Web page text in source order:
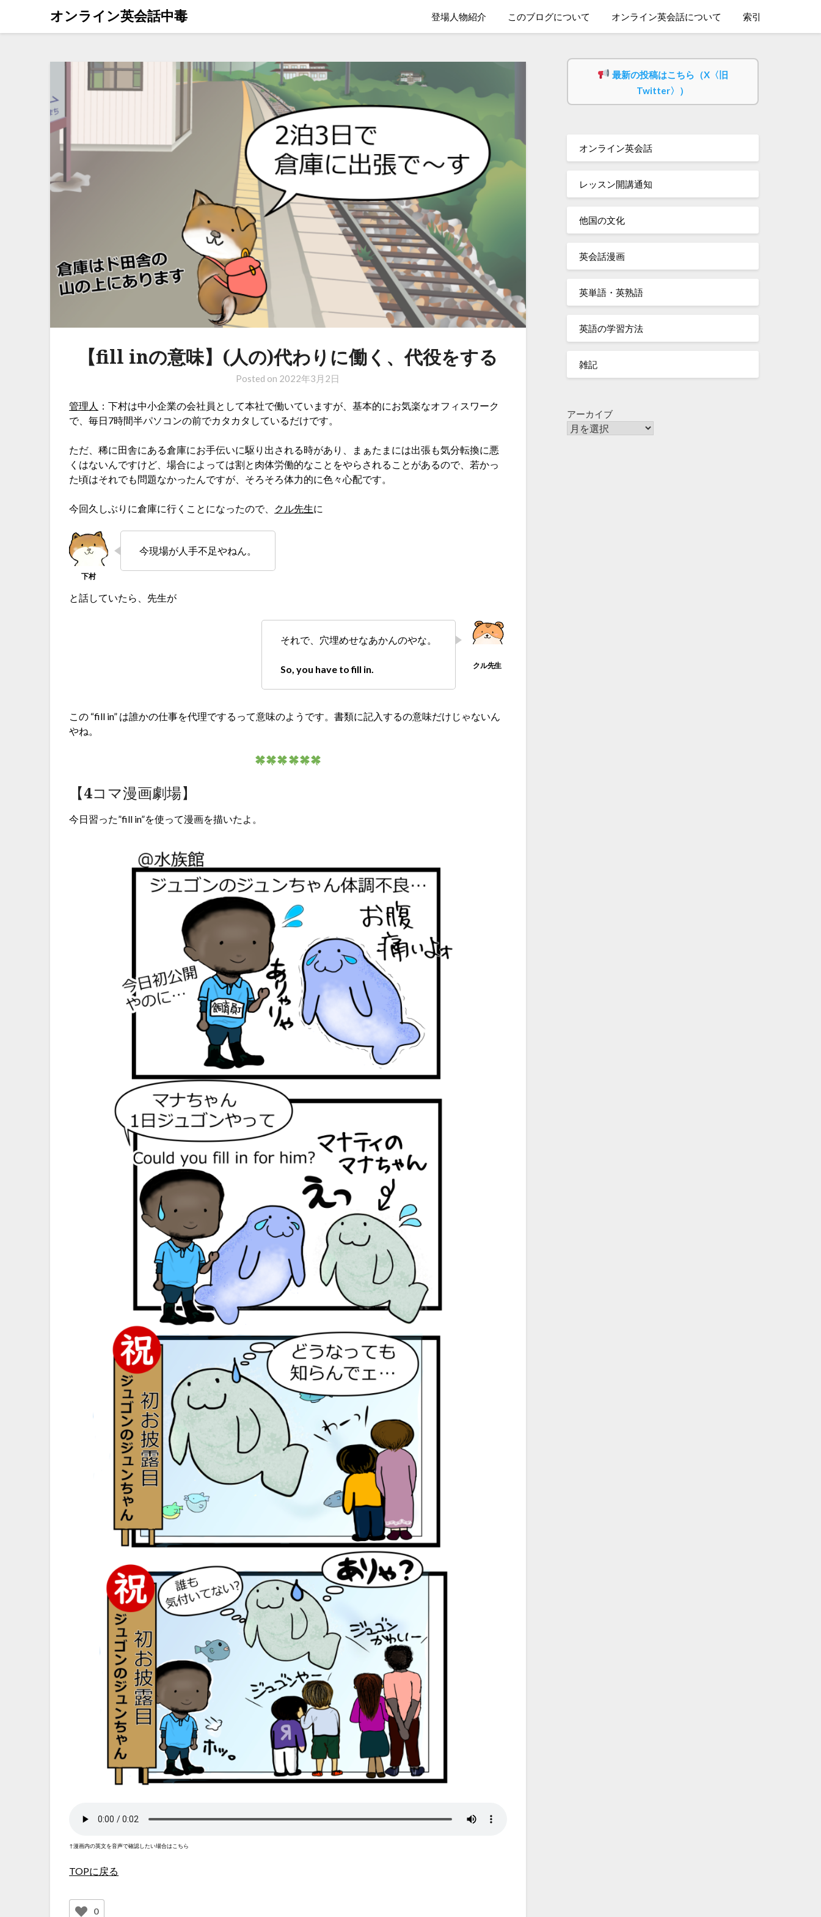
オンライン英会話中毒 登場人物紹介 このブログについて オンライン英会話について 索引
【fill inの意味】(人の)代わりに働く、代役をする
Posted on 2022年3月2日
管理人 ：下村は中小企業の会社員として本社で働いていますが、基本的にお気楽なオフィスワーク
で、毎日7時間半パソコンの前でカタカタしているだけです。
ただ、稀に田舎にある倉庫にお手伝いに駆り出される時があり、まぁたまには出張も気分転換に悪
くはないんですけど、場合によっては割と肉体労働的なことをやらされることがあるので、若かっ
た頃はそれでも問題なかったんですが、そろそろ体力的に色々心配です。
今回久しぶりに倉庫に行くことになったので、 クル先生に
今現場が人手不足やねん。
と話していたら、先生が
それで、穴埋めせなあかんのやな。
So, you have to fill in.
この “fill in” は誰かの仕事を代理でするって意味のようです。書類に記入するの意味だけじゃないん
やね。
【4コマ漫画劇場】
今日習った”fill in”を使って漫画を描いたよ。
↑漫画内の英文を音声で確認したい場合はこちら
TOPに戻る
0
最新の投稿はこちら（X〈旧
Twitter〉）
オンライン英会話
レッスン開講通知
他国の文化
英会話漫画
英単語・英熟語
英語の学習方法
雑記
アーカイブ